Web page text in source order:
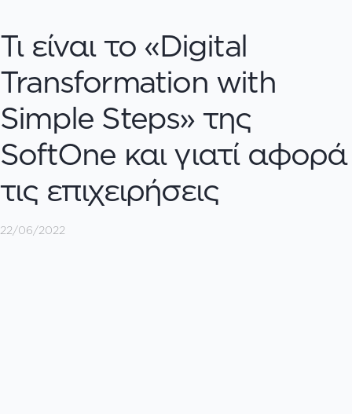
Τι είναι το «Digital
Transformation with
Simple Steps» της
SoftOne και γιατί αφορά
τις επιχειρήσεις
22/06/2022